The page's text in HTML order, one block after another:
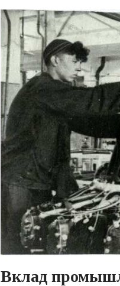
Вклад